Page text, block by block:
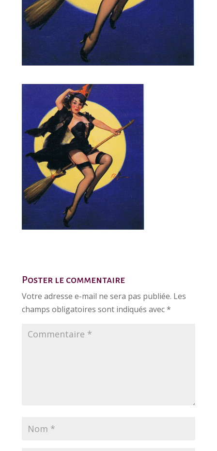
Poster le commentaire
Votre adresse e-mail ne sera pas publiée. Les
champs obligatoires sont indiqués avec*